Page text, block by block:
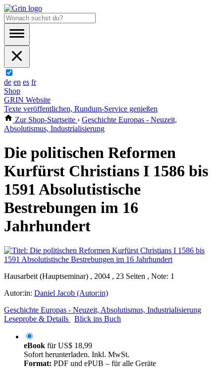
de en es fr
Shop
GRIN Website
Texte veröffentlichen, Rundum-Service genießen
Zur Shop-Startseite › Geschichte Europas - Neuzeit,
Absolutismus, Industrialisierung
Die politischen Reformen
Kurfürst Christians I 1586 bis
1591 Absolutistische
Bestrebungen im 16
Jahrhundert
Hausarbeit (Hauptseminar) , 2004 , 23 Seiten , Note: 1
Autor:in: Daniel Jacob (Autor:in)
Geschichte Europas - Neuzeit, Absolutismus, Industrialisierung
Leseprobe & Details
Blick ins Buch
eBook fürUS$ 18,99
Sofort herunterladen. Inkl. MwSt.
Format: PDF und ePUB – für alle Geräte